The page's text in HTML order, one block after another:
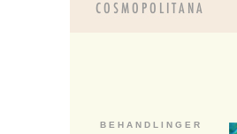
B E H A N D L I N G E R